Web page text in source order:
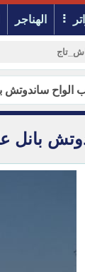
الهناجر
الواح ساندوتش
بانل